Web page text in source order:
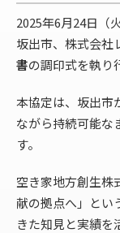
2025年6月24日（
坂出市、株式会社
書の調印式を執り
本協定は、坂出市
ながら持続可能な
す。
空き家地方創生株
献の拠点へ」とい
きた知見と実績を